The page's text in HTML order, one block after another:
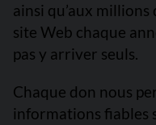
ainsi qu’aux
site Web chaque
pas y arriver seuls.
Chaque don nous
informations fiables